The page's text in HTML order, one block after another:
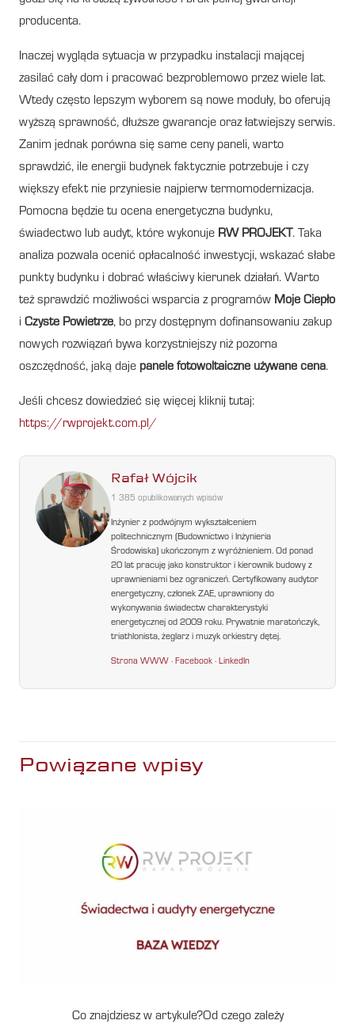
producenta.
Inaczej wygląda sytuacja w przypadku instalacji mającej
zasilać cały dom i pracować bezproblemowo przez wiele lat.
Wtedy często lepszym wyborem są nowe moduły, bo oferują
wyższą sprawność, dłuższe gwarancje oraz łatwiejszy serwis.
Zanim jednak porówna się same ceny paneli, warto
sprawdzić, ile energii budynek faktycznie potrzebuje i czy
większy efekt nie przyniesie najpierw termomodernizacja.
Pomocna będzie tu ocena energetyczna budynku,
świadectwo lub audyt, które wykonuje RW PROJEKT. Taka
analiza pozwala ocenić opłacalność inwestycji, wskazać słabe
punkty budynku i dobrać właściwy kierunek działań. Warto
też sprawdzić możliwości wsparcia z programów Moje Ciepło
i Czyste Powietrze, bo przy dostępnym dofinansowaniu zakup
nowych rozwiązań bywa korzystniejszy niż pozorna
oszczędność, jaką daje panele fotowoltaiczne używane cena.
Jeśli chcesz dowiedzieć się więcej kliknij tutaj:
https://rwprojekt.com.pl/
Rafał Wójcik
1 385 opublikowanych wpisów
Inżynier z podwójnym wykształceniem
politechnicznym (Budownictwo i Inżynieria
Środowiska) ukończonym z wyróżnieniem. Od ponad
20 lat pracuję jako konstruktor i kierownik budowy z
uprawnieniami bez ograniczeń. Certyfikowany audytor
energetyczny, członek ZAE, uprawniony do
wykonywania świadectw charakterystyki
energetycznej od 2009 roku. Prywatnie maratończyk,
triathlonista, żeglarz i muzyk orkiestry dętej.
Strona WWW ·Facebook ·LinkedIn
Powiązane wpisy
Co znajdziesz w artykule?Od czego zależy